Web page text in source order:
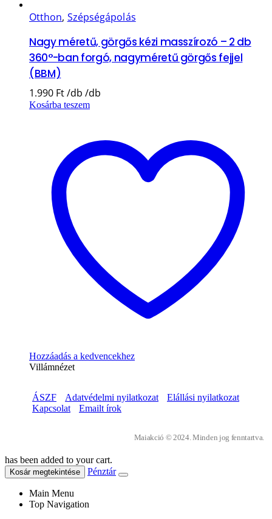
Otthon, Szépségápolás
Nagy méretű, görgős kézi masszírozó – 2 db
360°-ban forgó, nagyméretű görgős fejjel
(BBM)
1.990 Ft
Kosárba teszem
Hozzáadás a kedvencekhez
Villámnézet
ÁSZF Adatvédelmi nyilatkozat
Elállási nyilatkozat
Kapcsolat
Emailt írok
Maiakció © 2024. Minden jog fenntartva.
has been added to your cart.
Kosár megtekintése Pénztár
Main Menu
Top Navigation